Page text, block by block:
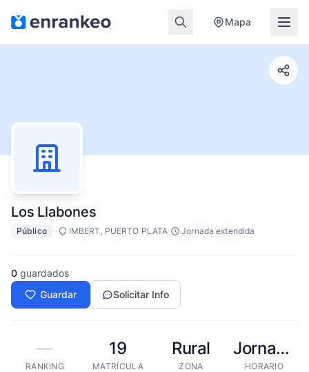
Mapa
Los Llabones
Público ·· IMBERT, PUERTO PLATA· Jornada extendida
0 guardados
Guardar
Solicitar Info
—
RANKING
19
MATRÍCULA
Rural
ZONA
Jornada extendida
HORARIO